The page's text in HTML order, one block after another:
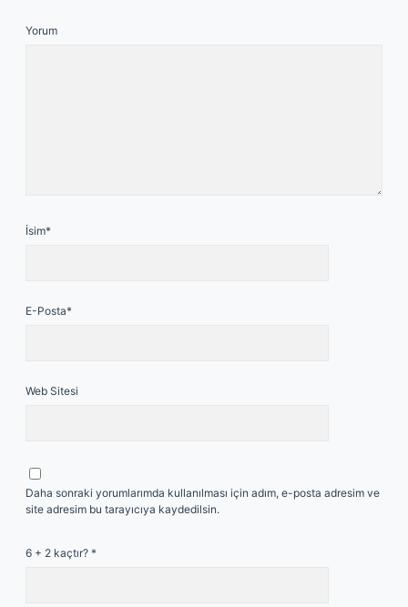
Yorum
İsim*
E-Posta*
Web Sitesi
Daha sonraki yorumlarımda kullanılması için adım, e-posta adresim ve
site adresim bu tarayıcıya kaydedilsin.
6 + 2 kaçtır? *